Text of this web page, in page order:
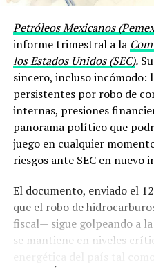
Petróleos Mexicanos
informe trimestral a la
los Estados Unidos (SEC).Su
sincero, incluso
persistentes por robo de
internas, presiones
panorama político que
juego en cualquier
riesgos ante SEC en nuevo
El documento, enviado el
que el robo de
fiscal— sigue golpeando a
se mantiene en niveles